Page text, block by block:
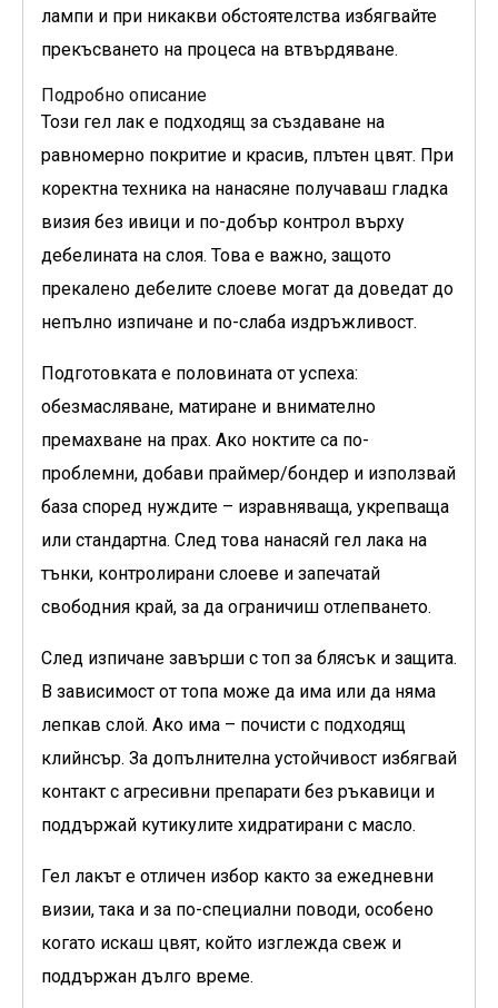
лампи и при никакви обстоятелства избягвайте
прекъсването на процеса на втвърдяване.
Подробно описание
Този гел лак е подходящ за създаване на
равномерно покритие и красив, плътен цвят. При
коректна техника на нанасяне получаваш гладка
визия без ивици и по-добър контрол върху
дебелината на слоя. Това е важно, защото
прекалено дебелите слоеве могат да доведат до
непълно изпичане и по-слаба издръжливост.
Подготовката е половината от успеха:
обезмасляване, матиране и внимателно
премахване на прах. Ако ноктите са по-
проблемни, добави праймер/бондер и използвай
база според нуждите – изравняваща, укрепваща
или стандартна. След това нанасяй гел лака на
тънки, контролирани слоеве и запечатай
свободния край, за да ограничиш отлепването.
След изпичане завърши с топ за блясък и защита.
В зависимост от топа може да има или да няма
лепкав слой. Ако има – почисти с подходящ
клийнсър. За допълнителна устойчивост избягвай
контакт с агресивни препарати без ръкавици и
поддържай кутикулите хидратирани с масло.
Гел лакът е отличен избор както за ежедневни
визии, така и за по-специални поводи, особено
когато искаш цвят, който изглежда свеж и
поддържан дълго време.